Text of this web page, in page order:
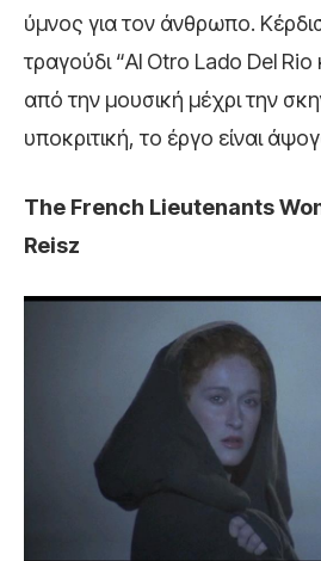
ύμνος για τον άνθρωπο.
τραγούδι “Al Otro Lado Del Rio
από την μουσική μέχρι την
υποκριτική, το έργο είναι
The French Lieutenants
Reisz